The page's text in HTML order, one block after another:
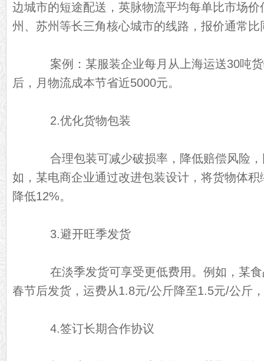
边城市的短途配送，英脉物流平均每单比市场
州、苏州等长三角核心城市的线路，报价通常
案例：某服装企业每月从上海运送30吨货
后，月物流成本节省近5000元。
2.优化货物包装
合理包装可减少破损率，降低赔偿风险，
如，某电商企业通过改进包装设计，将货物体
降低12%。
3.避开旺季发货
在淡季发货可享受更低费用。例如，某食
春节后发货，运费从1.8元/公斤降至1.5元/公斤
4.签订长期合作协议